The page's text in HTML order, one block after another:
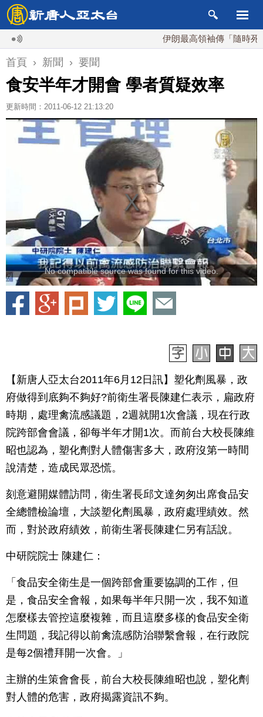
伊朗最高領袖傳「隨時死亡」
首頁 › 新聞 › 要聞
食安半年才開會 學者質疑效率
更新時間：2011-06-12 21:13:20
No compatible source was found for this video.
【新唐人亞太台2011年6月12日訊】塑化劑風暴，政
府做得到底夠不夠好?前衛生署長陳建仁表示，扁政府
時期，處理禽流感議題，2週就開1次會議，現在行政
院跨部會會議，卻每半年才開1次。而前台大校長陳維
昭也認為，塑化劑對人體傷害多大，政府沒第一時間
說清楚，造成民眾恐慌。
刻意避開媒體訪問，衛生署長邱文達匆匆出席食品安
全總體檢論壇，大談塑化劑風暴，政府處理績效。然
而，對於政府績效，前衛生署長陳建仁另有話說。
中研院院士 陳建仁：
「食品安全衛生是一個跨部會重要協調的工作，但
是，食品安全會報，如果每半年只開一次，我不知道
怎麼樣去管控這麼複雜，而且這麼多樣的食品安全衛
生問題，我記得以前禽流感防治聯繫會報，在行政院
是每2個禮拜開一次會。」
主辦的生策會會長，前台大校長陳維昭也說，塑化劑
對人體的危害，政府揭露資訊不夠。